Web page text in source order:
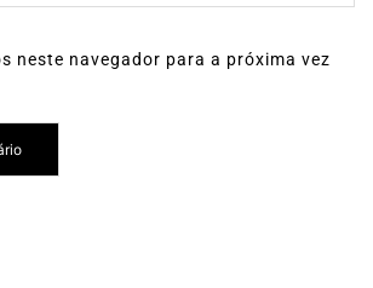
neste navegador para a próxima vez